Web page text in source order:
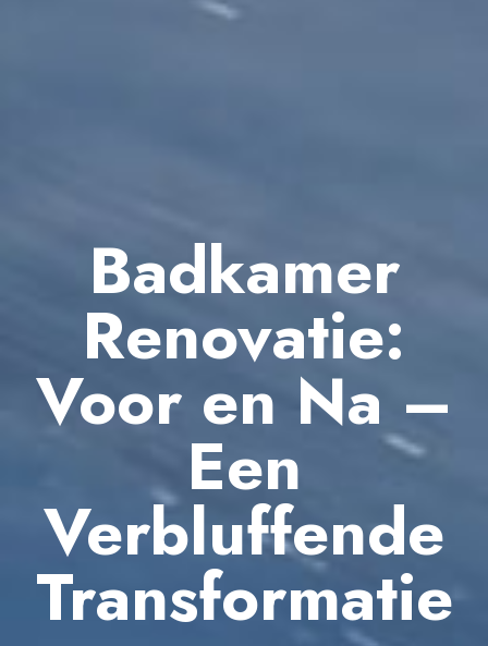
Badkamer
Renovatie:
Voor en Na –
Een
Verbluffende
Transformatie